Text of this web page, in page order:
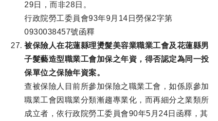
29日，而非28日。
行政院勞工委員會93年9月14日勞保2字第
0930038457號函釋
被保險人在花蓮縣理燙髮美容業職業工會及花蓮縣男
子髮藝造型職業工會加保之年資，得否認定為同一投
保單位之保險年資案。
查被保險人目前所參加保險之職業工會，如係原參加
職業工會因職業分類漸趨專業化，而再細分之業類所
成立者，依行政院勞工委員會90年5月24日函釋，其